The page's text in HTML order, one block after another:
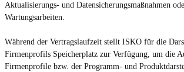
Aktualisierungs- und Datensicherungsmaßnahmen
Wartungsarbeiten.
Während der Vertragslaufzeit stellt ISKO für die
Firmenprofils Speicherplatz zur Verfügung, um die
Firmenprofile bzw. der Programm- und